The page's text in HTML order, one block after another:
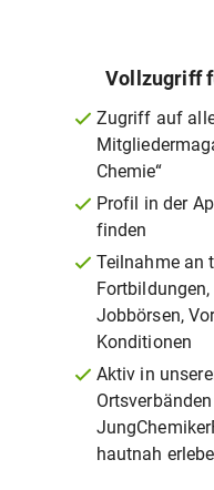
Vollzugriff
Zugriff auf
Chemie“
Profil in der
finden
Teilnahme an
Jobbörsen,
Konditionen
Aktiv in
hautnah